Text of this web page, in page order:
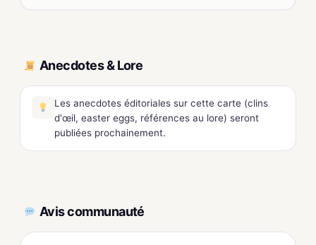
Anecdotes & Lore
Les anecdotes éditoriales sur cette carte (clins
d'œil, easter eggs, références au lore) seront
publiées prochainement.
Avis communauté